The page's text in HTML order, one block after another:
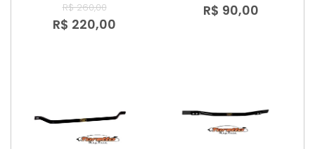
R$ 260,00
R$ 220,00
R$ 90,00